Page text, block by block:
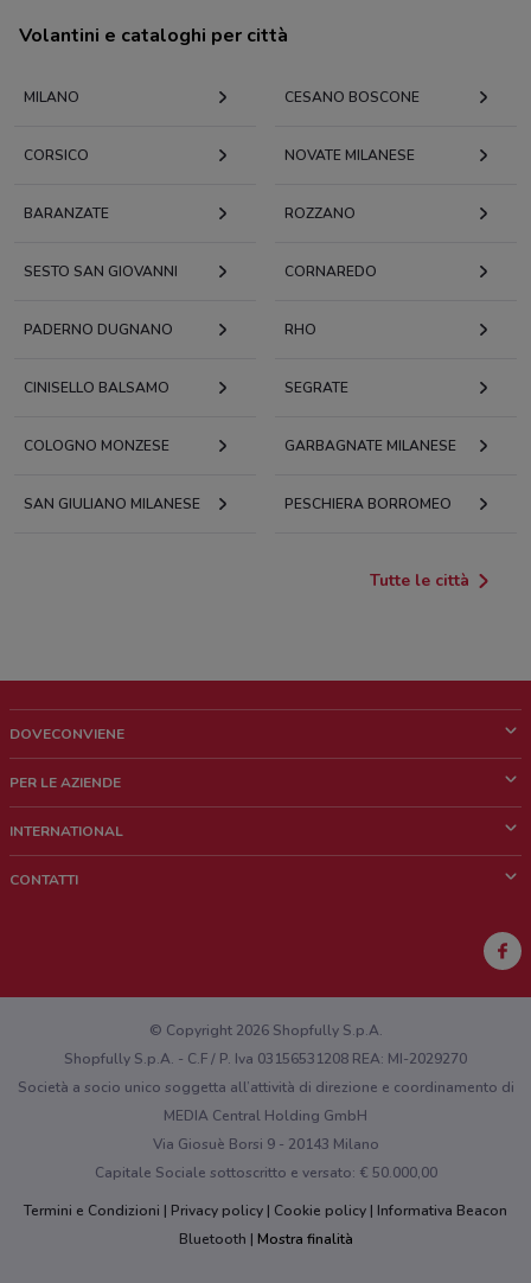
Volantini e cataloghi per città
MILANO CESANO BOSCONE
CORSICO NOVATE MILANESE
BARANZATE ROZZANO
SESTO SAN GIOVANNI CORNAREDO
PADERNO DUGNANO RHO
CINISELLO BALSAMO SEGRATE
COLOGNO MONZESE GARBAGNATE MILANESE
SAN GIULIANO MILANESE PESCHIERA BORROMEO
Tutte le città
DOVECONVIENE
Chi siamo
Lavora con noi
PER LE AZIENDE
Richieste commerciali e marketing
INTERNATIONAL
CONTATTI
Hai un malfunzionamento sul web o sull'app?
© Copyright 2026 Shopfully S.p.A.
Shopfully S.p.A. - C.F / P. Iva 03156531208 REA: MI-2029270
Società a socio unico soggetta all’attività di direzione e coordinamento di
MEDIA Central Holding GmbH
Via Giosuè Borsi 9 - 20143 Milano
Capitale Sociale sottoscritto e versato: € 50.000,00
Termini e Condizioni
Privacy policy Cookie policy
Informativa Beacon
Bluetooth
Mostra finalità